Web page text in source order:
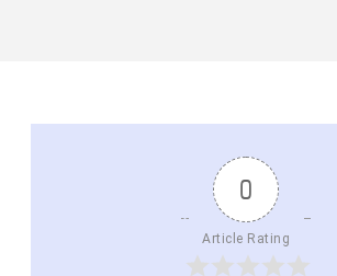
0
Article Rating